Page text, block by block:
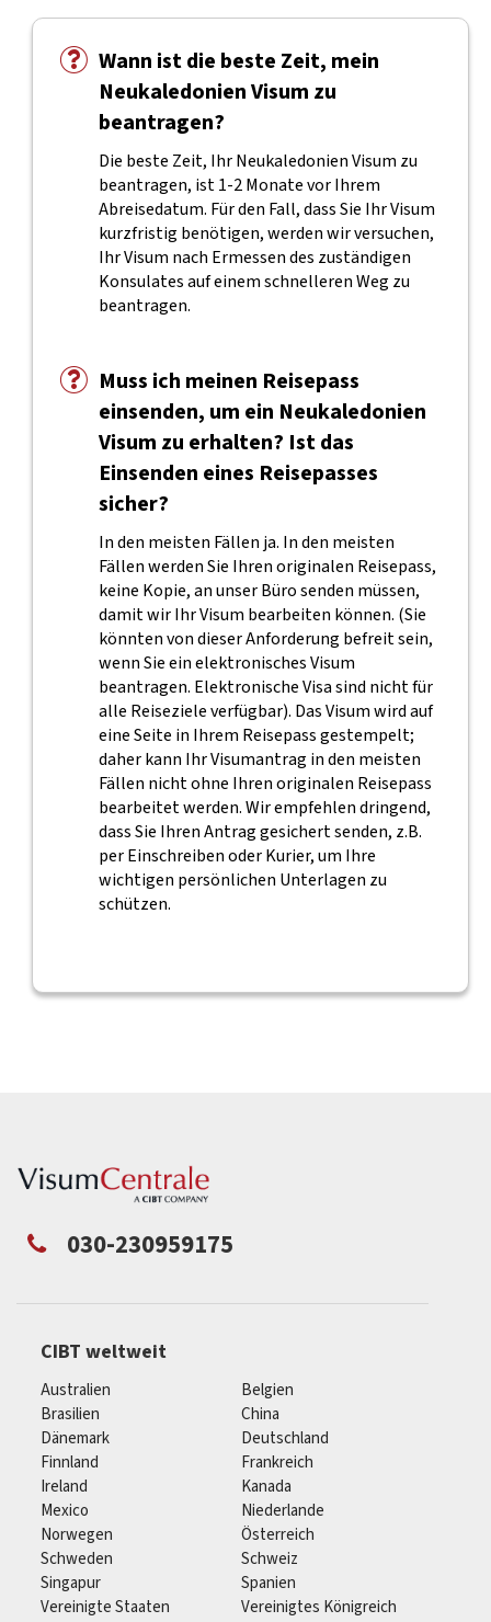
Wann ist die beste Zeit, mein
Neukaledonien Visum zu
beantragen?
Die beste Zeit, Ihr Neukaledonien Visum zu
beantragen, ist 1-2 Monate vor Ihrem
Abreisedatum. Für den Fall, dass Sie Ihr Visum
kurzfristig benötigen, werden wir versuchen,
Ihr Visum nach Ermessen des zuständigen
Konsulates auf einem schnelleren Weg zu
beantragen.
Muss ich meinen Reisepass
einsenden, um ein Neukaledonien
Visum zu erhalten? Ist das
Einsenden eines Reisepasses
sicher?
In den meisten Fällen ja. In den meisten
Fällen werden Sie Ihren originalen Reisepass,
keine Kopie, an unser Büro senden müssen,
damit wir Ihr Visum bearbeiten können. (Sie
könnten von dieser Anforderung befreit sein,
wenn Sie ein elektronisches Visum
beantragen. Elektronische Visa sind nicht für
alle Reiseziele verfügbar). Das Visum wird auf
eine Seite in Ihrem Reisepass gestempelt;
daher kann Ihr Visumantrag in den meisten
Fällen nicht ohne Ihren originalen Reisepass
bearbeitet werden. Wir empfehlen dringend,
dass Sie Ihren Antrag gesichert senden, z.B.
per Einschreiben oder Kurier, um Ihre
wichtigen persönlichen Unterlagen zu
schützen.
030-230959175
CIBT weltweit
Australien
Belgien
Brasilien
China
Dänemark
Deutschland
Finnland
Frankreich
Ireland
Kanada
Mexico
Niederlande
Norwegen
Österreich
Schweden
Schweiz
Singapur
Spanien
Vereinigte Staaten
Vereinigtes Königreich